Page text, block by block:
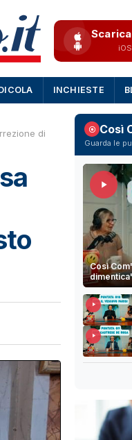
INCHIESTE
di
Così
Guarda le
Così